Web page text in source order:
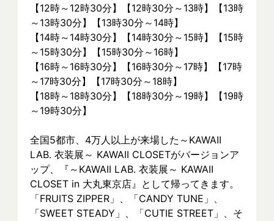
【12時～12時30分】【12時30分～13時】【13時
～13時30分】【13時30分～14時】
【14時～14時30分】【14時30分～15時】【15時
～15時30分】【15時30分～16時】
【16時～16時30分】【16時30分～17時】【17時
～17時30分】【17時30分～18時】
【18時～18時30分】【18時30分～19時】【19時
～19時30分】
全国5都市、4万⼈以上が来場した～KAWAII
LAB. 衣装展～ KAWAII CLOSETがバージョンア
ップ、『～KAWAII LAB. 衣装展～ KAWAII
CLOSET in 大丸東京店』として帰ってきます。
「FRUITS ZIPPER」、「CANDY TUNE」、
「SWEET STEADY」、「CUTIE STREET」、そ